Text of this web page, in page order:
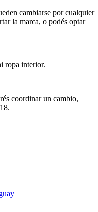
cambiarse por cualquier
la marca, o podés optar
ropa interior.
coordinar un cambio,